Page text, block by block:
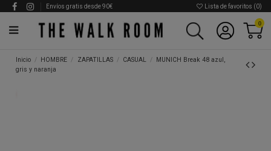
Envíos gratis desde 90€ Lista de favoritos (0)
0
Inicio HOMBRE ZAPATILLAS CASUAL
MUNICH Break 48 azul,
gris y naranja